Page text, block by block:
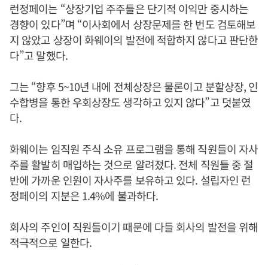
런정페이는 “상장기업 주주들은 단기적 이익만 중시하는
경향이 있다”며 “이사회에서 상장문제를 한 번도 검토해보
지 않았고 상장이 화웨이의 발전에 적합하지 않다고 판단한
다”고 말했다.
그는 “향후 5~10년 내에 전체상장은 물론이고 분할상장, 인
수합병을 통한 우회상장도 생각하고 있지 않다”고 덧붙였
다.
화웨이는 임직원 주식 소유 프로그램을 통해 직원들이 자사
주를 활발히 매입하는 것으로 알려졌다. 전체 직원들 중 절
반에 가까운 인원이 자사주를 보유하고 있다. 설립자인 런
정페이의 지분은 1.4%에 불과하다.
회사의 주인이 직원들이기 때문에 다들 회사의 발전을 위해
적극적으로 일한다.